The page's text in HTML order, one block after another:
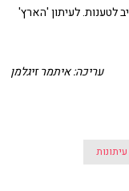
לטענות. לעיתון 'הארץ'
עריכה: איתמר זיגלמן
עיתונות